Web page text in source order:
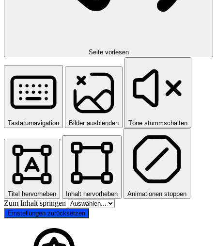
Seite vorlesen
Tastaturnavigation Bilder ausblenden Töne stummschalten
Titel hervorheben Inhalt hervorheben Animationen stoppen
Zum Inhalt springen
Einstellungen zurücksetzen